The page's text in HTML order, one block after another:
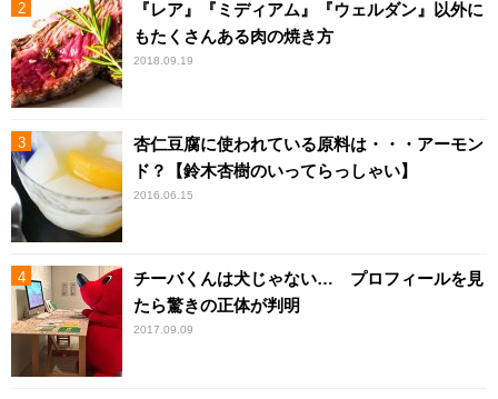
『レア』『ミディアム』『ウェルダン』以外に
もたくさんある肉の焼き方
2018.09.19
杏仁豆腐に使われている原料は・・・アーモン
ド？【鈴木杏樹のいってらっしゃい】
2016.06.15
チーバくんは犬じゃない… プロフィールを見
たら驚きの正体が判明
2017.09.09